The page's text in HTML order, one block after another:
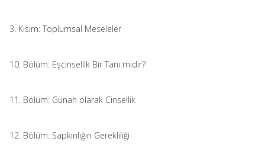
3. Kısım: Toplumsal Meseleler
10. Bölüm: Eşcinsellik Bir Tanı mıdır?
11. Bölüm: Günah olarak Cinsellik
12. Bölüm: Sapkınlığın Gerekliliği